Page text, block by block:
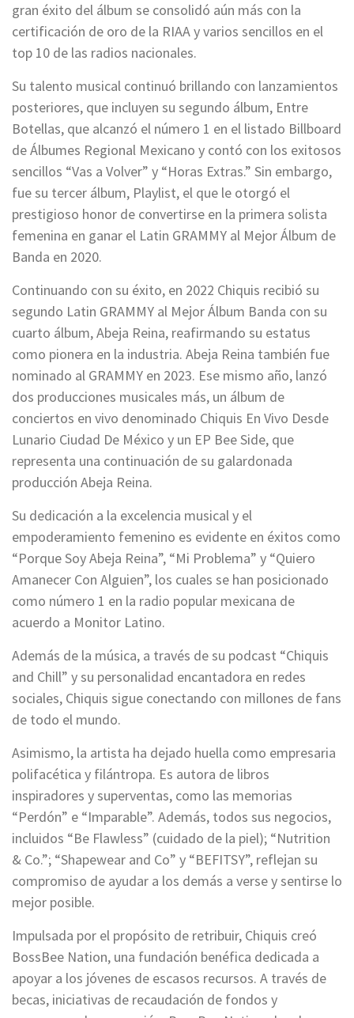
gran éxito del álbum se consolidó aún más con la
certificación de oro de la RIAA y varios sencillos en el
top 10 de las radios nacionales.
Su talento musical continuó brillando con lanzamientos
posteriores, que incluyen su segundo álbum, Entre
Botellas, que alcanzó el número 1 en el listado Billboard
de Álbumes Regional Mexicano y contó con los exitosos
sencillos “Vas a Volver” y “Horas Extras.” Sin embargo,
fue su tercer álbum, Playlist, el que le otorgó el
prestigioso honor de convertirse en la primera solista
femenina en ganar el Latin GRAMMY al Mejor Álbum de
Banda en 2020.
Continuando con su éxito, en 2022 Chiquis recibió su
segundo Latin GRAMMY al Mejor Álbum Banda con su
cuarto álbum, Abeja Reina, reafirmando su estatus
como pionera en la industria. Abeja Reina también fue
nominado al GRAMMY en 2023. Ese mismo año, lanzó
dos producciones musicales más, un álbum de
conciertos en vivo denominado Chiquis En Vivo Desde
Lunario Ciudad De México y un EP Bee Side, que
representa una continuación de su galardonada
producción Abeja Reina.
Su dedicación a la excelencia musical y el
empoderamiento femenino es evidente en éxitos como
“Porque Soy Abeja Reina”, “Mi Problema” y “Quiero
Amanecer Con Alguien”, los cuales se han posicionado
como número 1 en la radio popular mexicana de
acuerdo a Monitor Latino.
Además de la música, a través de su podcast “Chiquis
and Chill” y su personalidad encantadora en redes
sociales, Chiquis sigue conectando con millones de fans
de todo el mundo.
Asimismo, la artista ha dejado huella como empresaria
polifacética y filántropa. Es autora de libros
inspiradores y superventas, como las memorias
“Perdón” e “Imparable”. Además, todos sus negocios,
incluidos “Be Flawless” (cuidado de la piel); “Nutrition
& Co.”; “Shapewear and Co” y “BEFITSY”, reflejan su
compromiso de ayudar a los demás a verse y sentirse lo
mejor posible.
Impulsada por el propósito de retribuir, Chiquis creó
BossBee Nation, una fundación benéfica dedicada a
apoyar a los jóvenes de escasos recursos. A través de
becas, iniciativas de recaudación de fondos y